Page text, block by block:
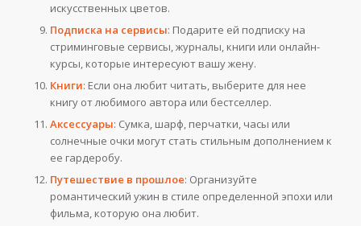
искусственных цветов.
Подписка на сервисы: Подарите ей подписку на
стриминговые сервисы, журналы, книги или онлайн-
курсы, которые интересуют вашу жену.
Книги: Если она любит читать, выберите для нее
книгу от любимого автора или бестселлер.
Аксессуары: Сумка, шарф, перчатки, часы или
солнечные очки могут стать стильным дополнением к
ее гардеробу.
Путешествие в прошлое: Организуйте
романтический ужин в стиле определенной эпохи или
фильма, которую она любит.